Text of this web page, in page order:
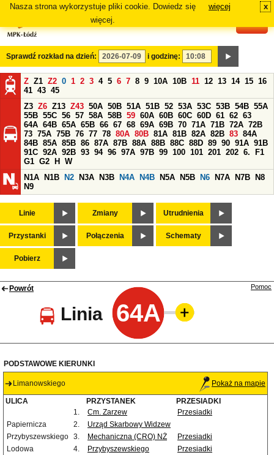
Nasza strona wykorzystuje pliki cookie. Dowiedz się
więcej.
więcej x
Sprawdź rozkład na dzień: i godzinę:
Z Z1 Z2 0 1 2 3 4 5 6 7 8 9 10A 10B 11 12 13 14 15 16
41 43 45
Z3 Z6 Z13 Z43 50A 50B 51A 51B 52 53A 53C 53B 54B 55A
55B 55C 56 57 58A 58B 59 60A 60B 60C 60D 61 62 63
64A 64B 65A 65B 66 67 68 69A 69B 70 71A 71B 72A 72B
73 75A 75B 76 77 78 80A 80B 81A 81B 82A 82B 83 84A
84B 85A 85B 86 87A 87B 88A 88B 88C 88D 89 90 91A 91B
91C 92A 92B 93 94 96 97A 97B 99 100 101 201 202 6.
F1
G1 G2 H
W
N1A
N1B N2 N3A N3B N4A N4B N5A N5B N6 N7A N7B
N8
N9
Linie Zmiany Utrudnienia
Przystanki Połączenia Schematy
Pobierz
Powrót
Linia 64A
Pomoc
PODSTAWOWE KIERUNKI
Limanowskiego Pokaż na mapie
ULICA PRZYSTANEK
PRZESIADKI
1.
Cm. Zarzew
Przesiadki
Papiernicza
2.
Urząd Skarbowy Widzew
Przybyszewskiego 3. Mechaniczna (CRO) NŻ
Przesiadki
Lodowa
4. Przybyszewskiego
Przesiadki